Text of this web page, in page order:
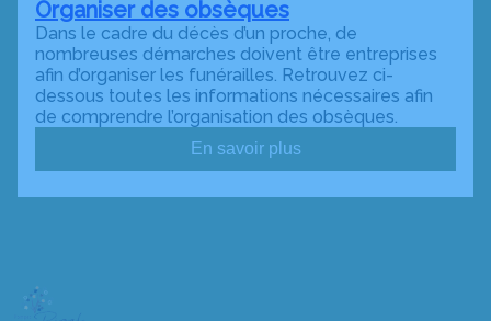
Organiser des obsèques
Dans le cadre du décès d’un proche, de
nombreuses démarches doivent être entreprises
afin d’organiser les funérailles. Retrouvez ci-
dessous toutes les informations nécessaires afin
de comprendre l’organisation des obsèques.
En savoir plus